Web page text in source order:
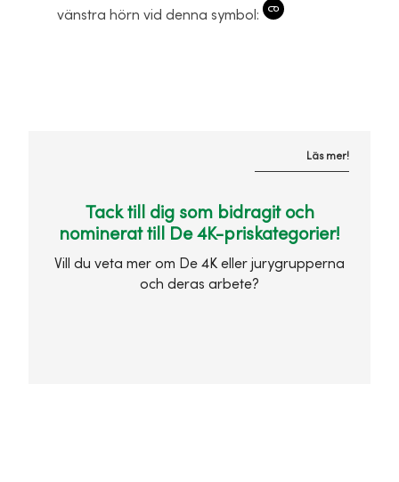
vänstra hörn vid denna symbol:
Läs mer!
Tack till dig som bidragit och
nominerat till De 4K-priskategorier!
Vill du veta mer om De 4K eller jurygrupperna
och deras arbete?